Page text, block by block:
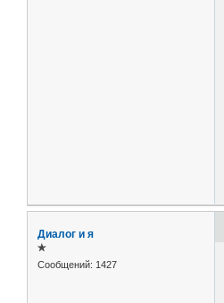
Диалог и я
✯
Сообщений: 1427